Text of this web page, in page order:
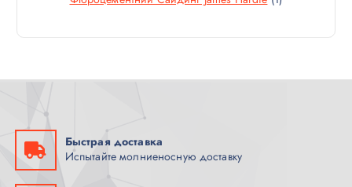
Р
В
О
Быстрая доставка
Испытайте молниеносную доставку